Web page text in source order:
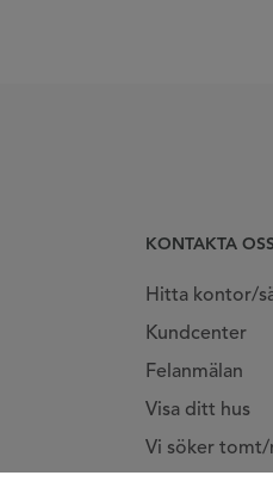
KONTAKTA OSS
Hitta kontor/
Kundcenter
Felanmälan
Visa ditt hus
Vi söker tomt/